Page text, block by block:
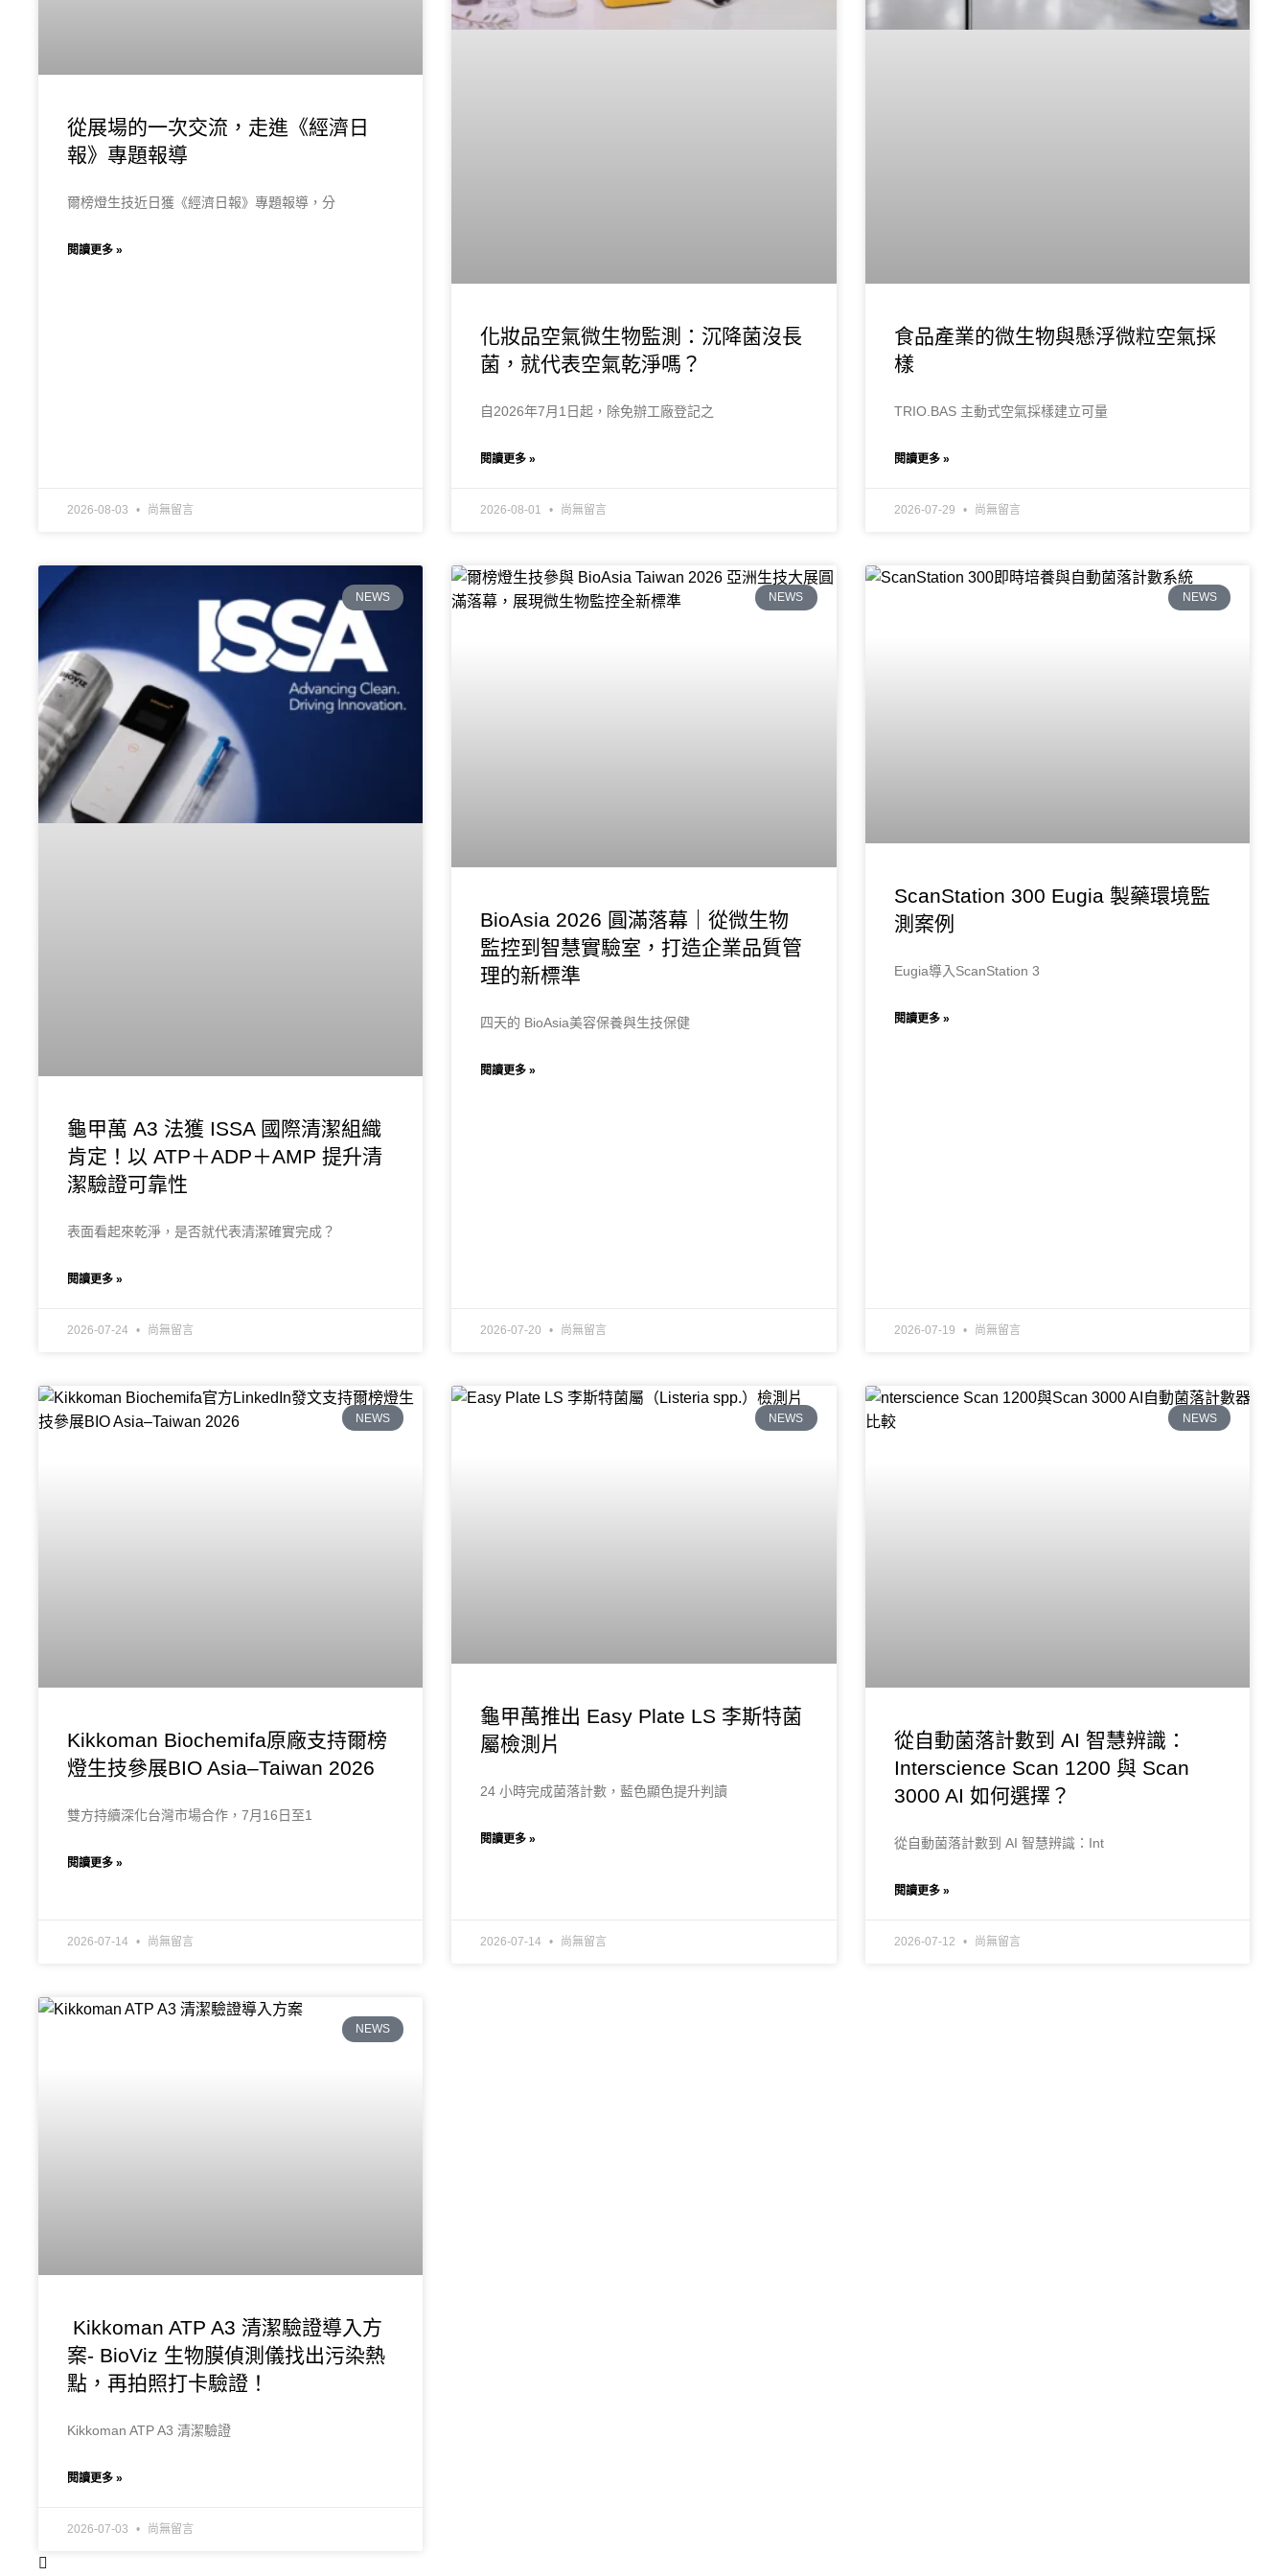
從展場的一次交流，走進《經濟日
報》專題報導
爾榜燈生技近日獲《經濟日報》專題報導，分
閱讀更多 »
2026-08-03 尚無留言
化妝品空氣微生物監測：沉降菌沒長
菌，就代表空氣乾淨嗎？
自2026年7月1日起，除免辦工廠登記之
閱讀更多 »
2026-08-01 尚無留言
食品產業的微生物與懸浮微粒空氣採
樣
TRIO.BAS 主動式空氣採樣建立可量
閱讀更多 »
2026-07-29 尚無留言
NEWS
龜甲萬 A3 法獲 ISSA 國際清潔組織
肯定！以 ATP＋ADP＋AMP 提升清
潔驗證可靠性
表面看起來乾淨，是否就代表清潔確實完成？
閱讀更多 »
2026-07-24 尚無留言
NEWS
BioAsia 2026 圓滿落幕｜從微生物
監控到智慧實驗室，打造企業品質管
理的新標準
四天的 BioAsia美容保養與生技保健
閱讀更多 »
2026-07-20 尚無留言
NEWS
ScanStation 300 Eugia 製藥環境監
測案例
Eugia導入ScanStation 3
閱讀更多 »
2026-07-19 尚無留言
NEWS
Kikkoman Biochemifa原廠支持爾榜
燈生技參展BIO Asia–Taiwan 2026
雙方持續深化台灣市場合作，7月16日至1
閱讀更多 »
2026-07-14 尚無留言
NEWS
龜甲萬推出 Easy Plate LS 李斯特菌
屬檢測片
24 小時完成菌落計數，藍色顯色提升判讀
閱讀更多 »
2026-07-14 尚無留言
NEWS
從自動菌落計數到 AI 智慧辨識：
Interscience Scan 1200 與 Scan
3000 AI 如何選擇？
從自動菌落計數到 AI 智慧辨識：Int
閱讀更多 »
2026-07-12 尚無留言
NEWS
Kikkoman ATP A3 清潔驗證導入方
案- BioViz 生物膜偵測儀找出污染熱
點，再拍照打卡驗證！
Kikkoman ATP A3 清潔驗證
閱讀更多 »
2026-07-03 尚無留言